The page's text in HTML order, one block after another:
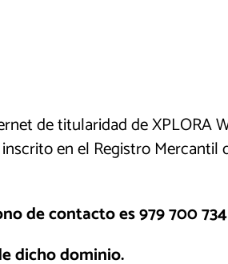
de titularidad de XPLORA
en el Registro
de contacto es 979 700 734
dicho dominio.